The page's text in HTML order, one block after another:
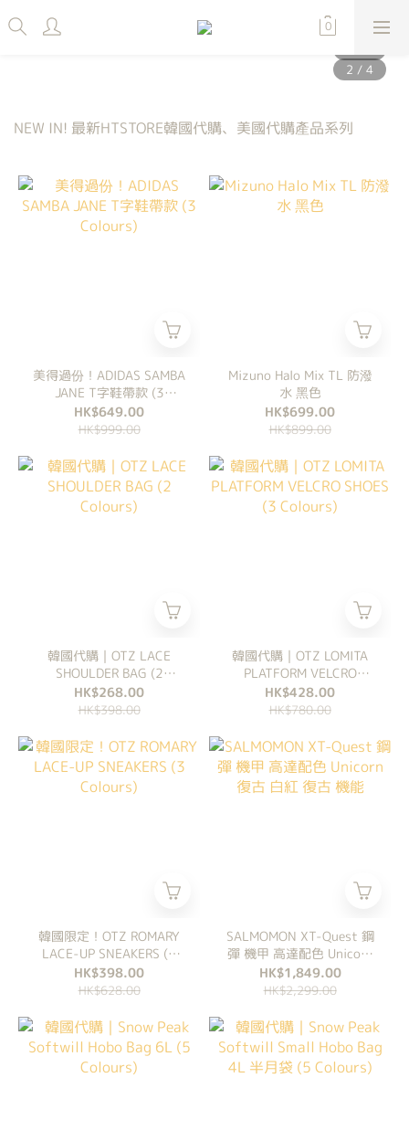
NEW IN! 最新HTSTORE韓國代購、美國代購產品系列
美得過份！ADIDAS SAMBA
JANE T字鞋帶款 (3
Colours)
HK$649.00
HK$999.00
Mizuno Halo Mix TL 防潑
水 黑色
HK$699.00
HK$899.00
韓國代購｜OTZ LACE
SHOULDER BAG (2
Colours)
HK$268.00
HK$398.00
韓國代購｜OTZ LOMITA
PLATFORM VELCRO
SHOES (3 Colours)
HK$428.00
HK$780.00
韓國限定！OTZ ROMARY
LACE-UP SNEAKERS (3
Colours)
HK$398.00
HK$628.00
SALMOMON XT-Quest 鋼
彈 機甲 高達配色 Unicorn
復古 白紅 復古 機能
HK$1,849.00
HK$2,299.00